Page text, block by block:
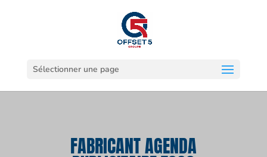
Sélectionner une page
FABRICANT AGENDA